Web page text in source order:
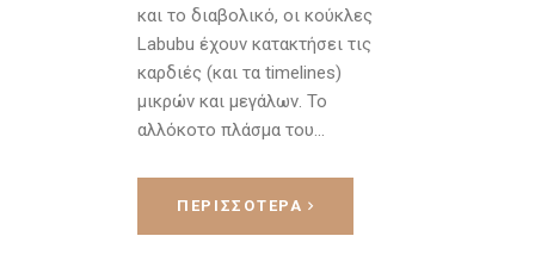
και το διαβολικό, οι κούκλες
Labubu έχουν κατακτήσει τις
καρδιές (και τα timelines)
μικρών και μεγάλων. Το
αλλόκοτο πλάσμα του…
ΠΕΡΙΣΣΌΤΕΡΑ